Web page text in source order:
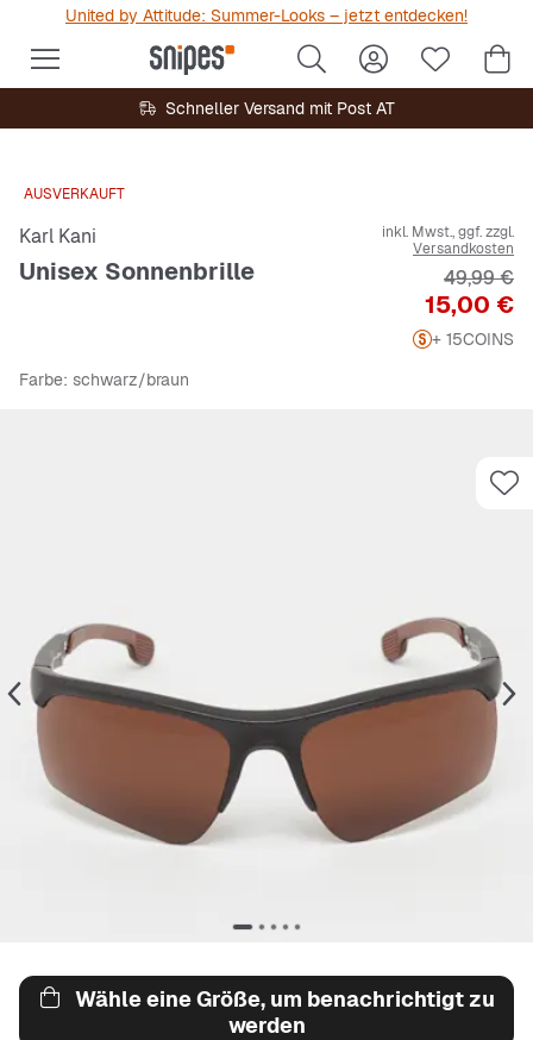
United by Attitude: Summer-Looks – jetzt entdecken!
Schneller Versand mit Post AT
AUSVERKAUFT
Karl Kani
Unisex Sonnenbrille
inkl. Mwst., ggf. zzgl.
Versandkosten
Preis
15,00 €
49,99 €
+ 15COINS
Farbe: schwarz/braun
Wähle eine Größe, um benachrichtigt zu
werden